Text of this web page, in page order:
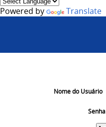
Powered by Translate
Nome do Usuário
Senha